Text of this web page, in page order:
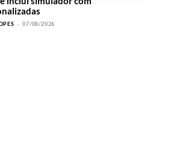
- 07/08/2026